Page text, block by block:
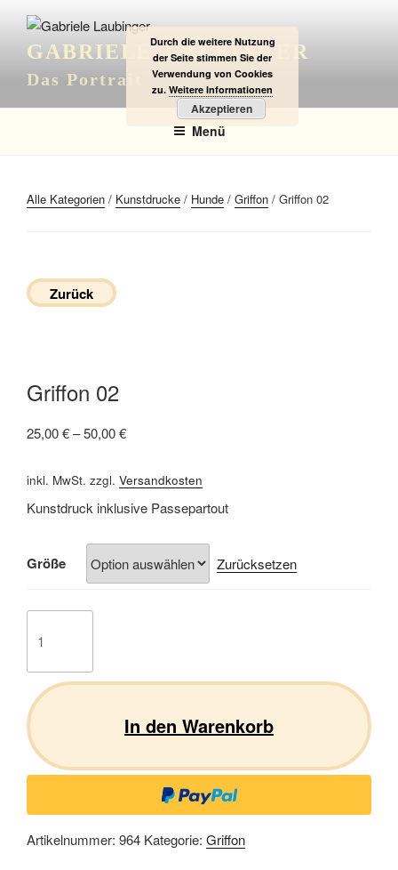
Inhalt
springenGABRIELE LAUBINGER
Das Portrait
Menü
Alle Kategorien / Kunstdrucke / Hunde / Griffon / Griffon 02
Zurück
Griffon 02
25,00€–50,00€
inkl. MwSt. zzgl. Versandkosten
Kunstdruck inklusive Passepartout
Größe Zurücksetzen
02
In den Warenkorb
Artikelnummer: 964 Kategorie: Griffon
Durch die weitere Nutzung
der Seite stimmen Sie der
Verwendung von Cookies
zu. Weitere Informationen
Akzeptieren